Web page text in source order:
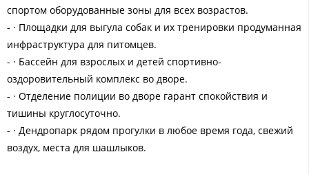
спортом оборудованные зоны для всех возрастов.
- · Площадки для выгула собак и их тренировки продуманная
инфраструктура для питомцев.
- · Бассейн для взрослых и детей спортивно-
оздоровительный комплекс во дворе.
- · Отделение полиции во дворе гарант спокойствия и
тишины круглосуточно.
- · Дендропарк рядом прогулки в любое время года, свежий
воздух, места для шашлыков.